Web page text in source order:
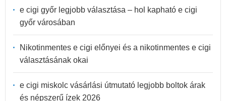
e cigi győr legjobb választása – hol kapható e cigi
győr városában
Nikotinmentes e cigi előnyei és a nikotinmentes e cigi
választásának okai
e cigi miskolc vásárlási útmutató legjobb boltok árak
és népszerű ízek 2026